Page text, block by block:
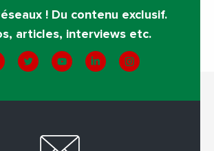
! Du contenu exclusif.
articles, interviews etc.